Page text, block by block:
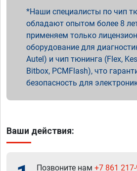
Наши специалисты по чип
обладают опытом более 8
применяем только
оборудование для
Autel) и чип тюнинга (Flex,
Bitbox, PCMFlash), что
безопасность для
Ваши действия:
Позвоните нам +7 861